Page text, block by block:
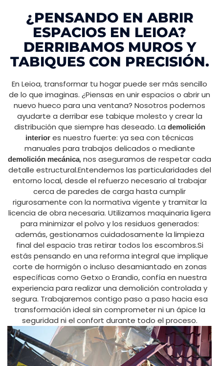
¿PENSANDO EN ABRIR
ESPACIOS EN LEIOA?
DERRIBAMOS MUROS Y
TABIQUES CON PRECISIÓN.
En Leioa, transformar tu hogar puede ser más sencillo
de lo que imaginas. ¿Piensas en unir espacios o abrir un
nuevo hueco para una ventana? Nosotros podemos
ayudarte a derribar ese tabique molesto y crear la
distribución que siempre has deseado. La demolición
interior es nuestro fuerte: ya sea con técnicas
manuales para trabajos delicados o mediante
demolición mecánica, nos aseguramos de respetar cada
detalle estructural.Entendemos las particularidades del
entorno local, desde el refuerzo necesario al trabajar
cerca de paredes de carga hasta cumplir
rigurosamente con la normativa vigente y tramitar la
licencia de obra necesaria. Utilizamos maquinaria ligera
para minimizar el polvo y los residuos generados:
además, gestionamos cuidadosamente la limpieza
final del espacio tras retirar todos los escombros.Si
estás pensando en una reforma integral que implique
corte de hormigón o incluso desamiantado en zonas
específicas como Getxo o Erandio, confía en nuestra
experiencia para realizar una demolición controlada y
segura. Trabajaremos contigo paso a paso hacia esa
transformación ideal sin comprometer ni un ápice la
seguridad ni el confort durante todo el proceso.